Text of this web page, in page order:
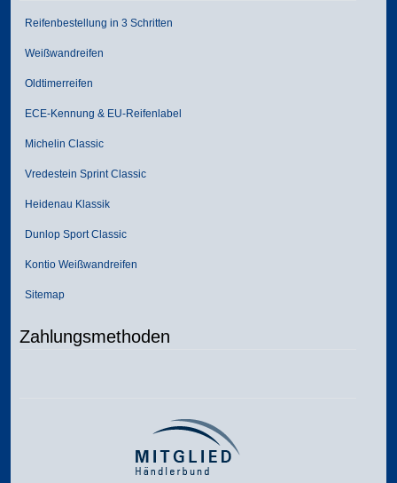
Reifenbestellung in 3 Schritten
Weißwandreifen
Oldtimerreifen
ECE-Kennung & EU-Reifenlabel
Michelin Classic
Vredestein Sprint Classic
Heidenau Klassik
Dunlop Sport Classic
Kontio Weißwandreifen
Sitemap
Zahlungsmethoden